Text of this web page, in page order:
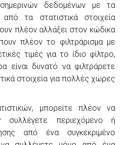
δεδομένων με τα
τα στατιστικά στοιχεία
πλέον αλλάξει στον κώδικα
πλέον το φιλτράρισμα με
τιμές για το ίδιο φίλτρο,
είναι δυνατό να φιλτράρετε
στοιχεία για πολλές χώρες
μπορείτε πλέον να
συλλέγετε περιεχόμενο ή
από ένα συγκεκριμένο